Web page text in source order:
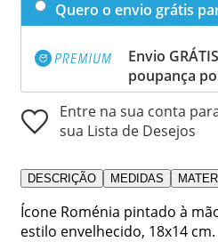
Quero o envio grátis
Envio
poupança
Entre na sua conta
sua Lista de Desejos
DESCRIÇÃO MEDIDAS
Ícone Roménia pintado à
estilo envelhecido, 18x14 cm.